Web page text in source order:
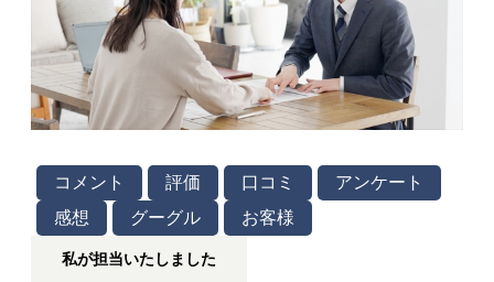
コメント 評価 口コミ
アンケート
感想
グーグル お客様
私が担当いたしました